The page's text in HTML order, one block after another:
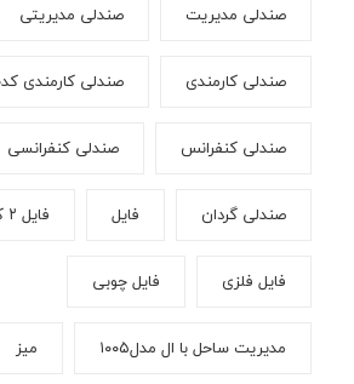
صندلی مدیریت صندلی مدیریتی
صندلی کارمندی صندلی کارمندی کد۲۰۶۰
صندلی کنفرانس صندلی کنفرانسی
صندلی گردان فایل فایل ۲ کشو
فایل فلزی فایل چوبی
مدیریت ساحل با ال مدل۱۰۰۵ میز